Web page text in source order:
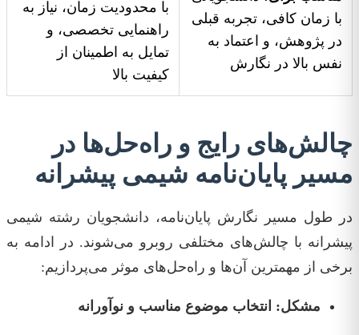
با زمان کافی، تجربه قبلی
در پژوهش، و اعتماد به
نفس بالا در نگارش
با محدودیت زمان، نیاز به
راهنمایی تخصصی، و
تمایل به اطمینان از
کیفیت بالا
چالش‌های رایج و راه‌حل‌ها در
مسیر پایان‌نامه شیمی پیشرانه
در طول مسیر نگارش پایان‌نامه، دانشجویان رشته شیمی
پیشرانه با چالش‌های مختلفی روبرو می‌شوند. در ادامه به
برخی از مهمترین آن‌ها و راه‌حل‌های موثر می‌پردازیم:
مشکل: انتخاب موضوع مناسب و نوآورانه